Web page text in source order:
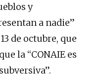
y
a nadie”
de octubre, que
la “CONAIE es